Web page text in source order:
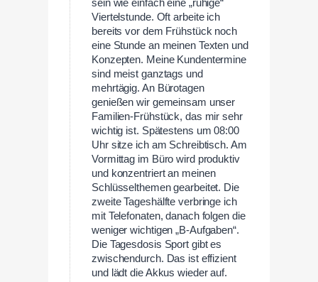
sein wie einfach eine „ruhige“
Viertelstunde. Oft arbeite ich
bereits vor dem Frühstück noch
eine Stunde an meinen Texten und
Konzepten. Meine Kundentermine
sind meist ganztags und
mehrtägig. An Bürotagen
genießen wir gemeinsam unser
Familien-Frühstück, das mir sehr
wichtig ist. Spätestens um 08:00
Uhr sitze ich am Schreibtisch. Am
Vormittag im Büro wird produktiv
und konzentriert an meinen
Schlüsselthemen gearbeitet. Die
zweite Tageshälfte verbringe ich
mit Telefonaten, danach folgen die
weniger wichtigen „B-Aufgaben“.
Die Tagesdosis Sport gibt es
zwischendurch. Das ist effizient
und lädt die Akkus wieder auf.